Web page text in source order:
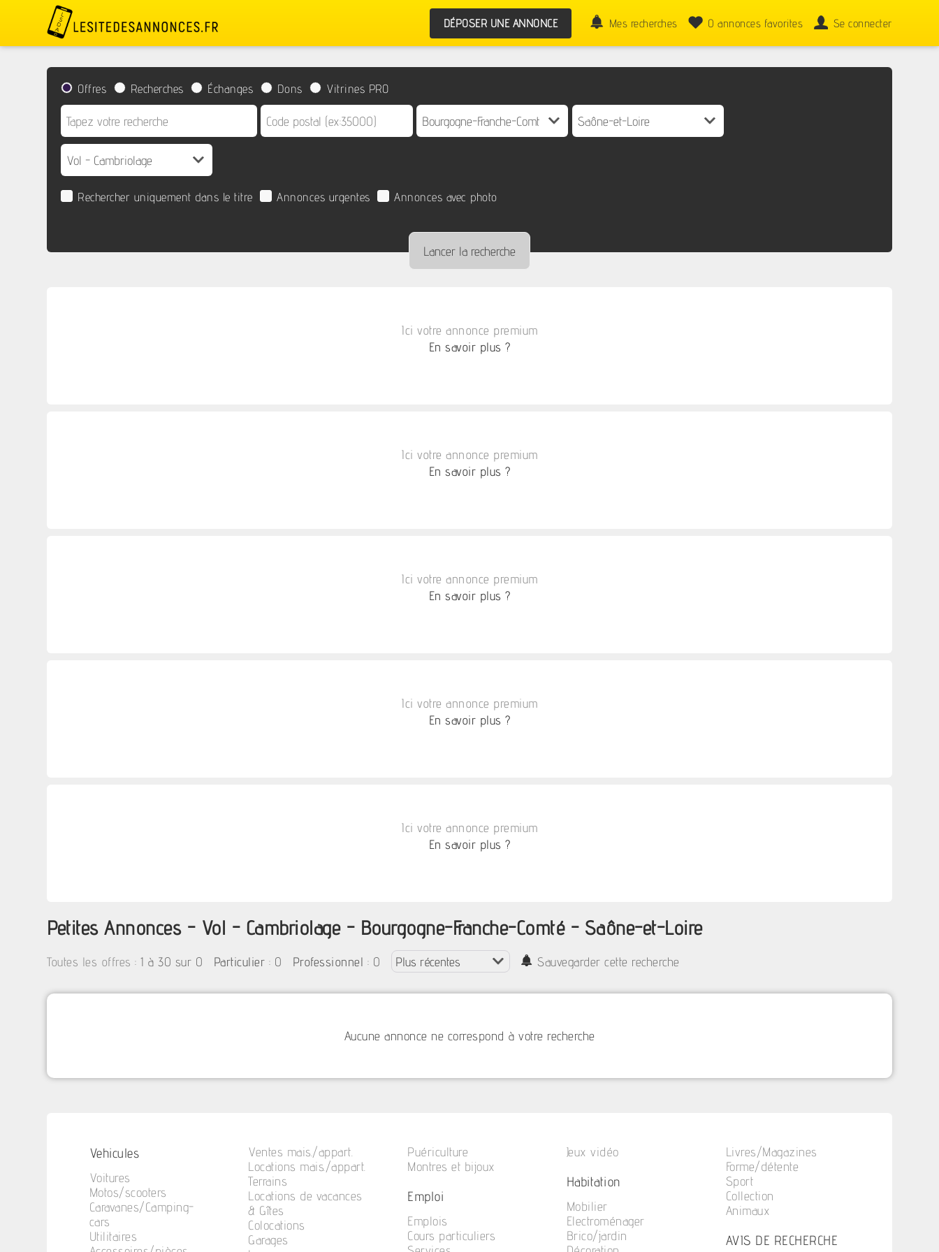
DÉPOSER UNE ANNONCE Mes recherches 0 annonces favorites Se connecter
Offres Recherches Échanges Dons Vitrines PRO
Rechercher uniquement dans le titre Annonces urgentes Annonces avec photo
Ici votre annonce premium
En savoir plus ?
Ici votre annonce premium
En savoir plus ?
Ici votre annonce premium
En savoir plus ?
Ici votre annonce premium
En savoir plus ?
Ici votre annonce premium
En savoir plus ?
Petites Annonces - Vol - Cambriolage - Bourgogne-Franche-Comté - Saône-et-Loire
Toutes les offres :1 à 30 sur 0 Particulier : 0 Professionnel : 0 Sauvegarder cette recherche
Aucune annonce ne correspond à votre recherche
Vehicules
Voitures
Motos/scooters
Caravanes/Camping-
cars
Utilitaires
Ventes mais./appart.
Locations mais./appart.
Terrains
Locations de vacances
& Gîtes
Colocations
Garages
Puériculture
Montres et bijoux
Emploi
Emplois
Cours particuliers
Jeux vidéo
Habitation
Mobilier
Electroménager
Brico/jardin
Livres/Magazines
Forme/détente
Sport
Collection
Animaux
AVIS DE RECHERCHE